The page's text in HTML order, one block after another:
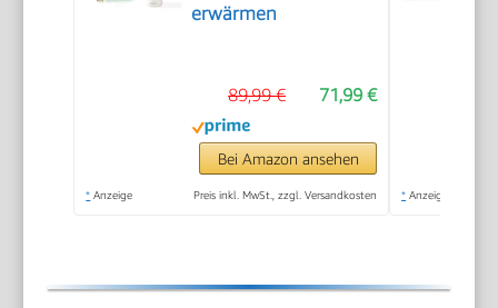
erwärmen
71,99 €
89,99 €
Bei Amazon ansehen
* Anzeige Preis inkl. MwSt., zzgl. Versandkosten * Anzeige